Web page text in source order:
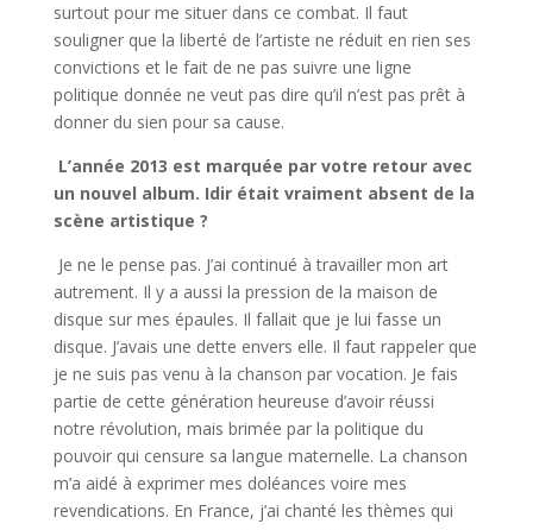
surtout pour me situer dans ce combat. Il faut
souligner que la liberté de l’artiste ne réduit en rien ses
convictions et le fait de ne pas suivre une ligne
politique donnée ne veut pas dire qu’il n’est pas prêt à
donner du sien pour sa cause.
L’année 2013 est marquée par votre retour avec
un nouvel album. Idir était vraiment absent de la
scène artistique ?
Je ne le pense pas. J’ai continué à travailler mon art
autrement. Il y a aussi la pression de la maison de
disque sur mes épaules. Il fallait que je lui fasse un
disque. J’avais une dette envers elle. Il faut rappeler que
je ne suis pas venu à la chanson par vocation. Je fais
partie de cette génération heureuse d’avoir réussi
notre révolution, mais brimée par la politique du
pouvoir qui censure sa langue maternelle. La chanson
m’a aidé à exprimer mes doléances voire mes
revendications. En France, j’ai chanté les thèmes qui